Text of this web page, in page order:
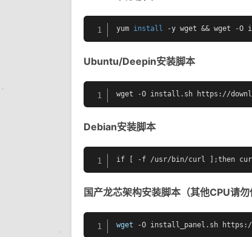
1 yum install -y wget && wget -
Ubuntu/Deepin安装脚本
1 wget -O install.sh https://
Debian安装脚本
1 if [ -f /usr/bin/curl ];then curl
国产龙芯架构安装脚本 （其他CPU请勿
1 wget -O install_panel.sh https://